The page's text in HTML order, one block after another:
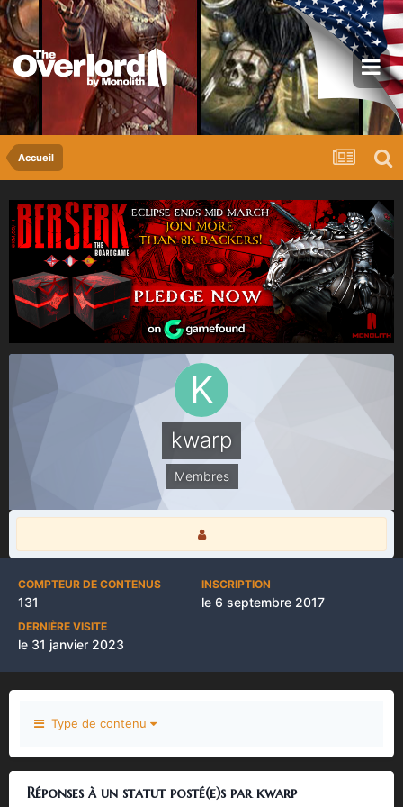
Accueil
kwarp
Membres
COMPTEUR DE CONTENUS
131
INSCRIPTION
le 6 septembre 2017
DERNIÈRE VISITE
le 31 janvier 2023
Type de contenu
Réponses à un statut posté(e)s par kwarp